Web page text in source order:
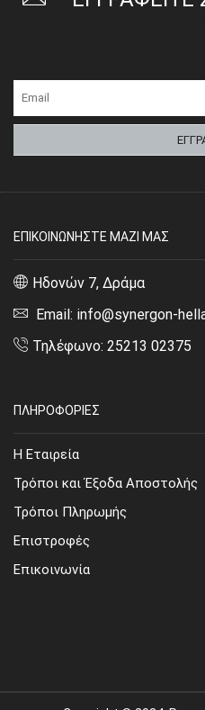
ΕΠΙΚΟΙΝΩΝΗΣΤΕ ΜΑΖΙ ΜΑΣ
Ηδονών 7, Δράμα
Email: info@synergon-
Τηλέφωνο: 25213 02375
ΠΛΗΡΟΦΟΡΙΕΣ
Η Εταιρεία
Τρόποι και Έξοδα Αποστολής
Τρόποι Πληρωμής
Επιστροφές
Επικοινωνία